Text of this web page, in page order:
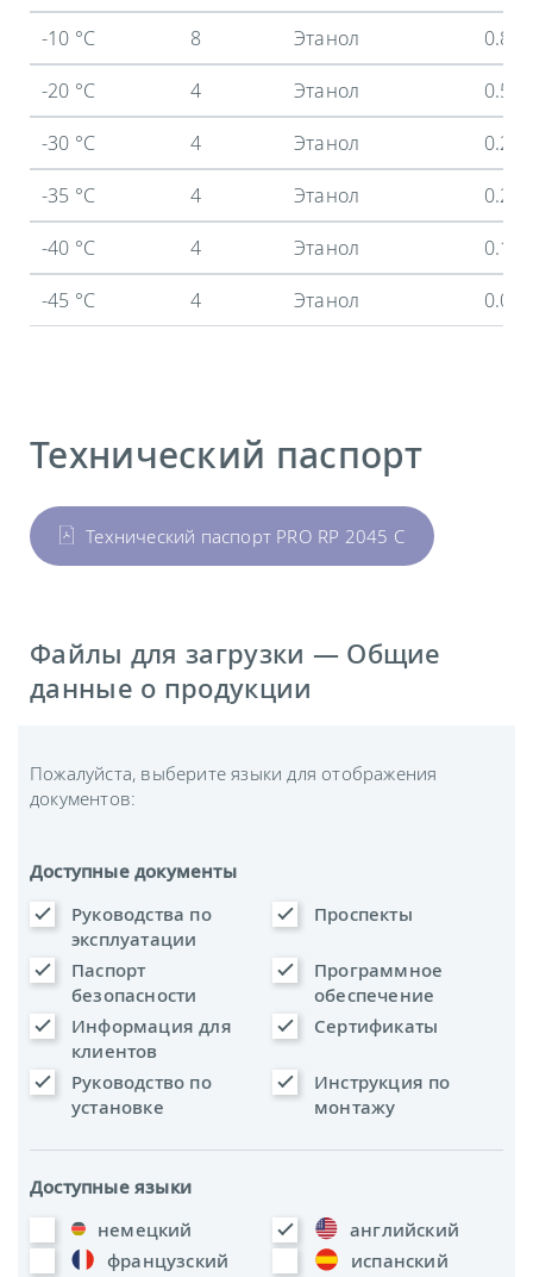
-10 °C
8 Этанол
0.84
-20 °C
4 Этанол
0.52
-30 °C
4 Этанол
0.28
-35 °C
4 Этанол
0.2
-40 °C
4 Этанол
0.13
-45 °C
4 Этанол 0.07
Технический паспорт
Технический паспорт PRO RP 2045 C
Файлы для загрузки — Общие
данные о продукции
Пожалуйста, выберите языки для отображения
документов:
Доступные документы
Руководства по
эксплуатации
Проспекты
Паспорт
безопасности
Программное
обеспечение
Информация для
клиентов
Сертификаты
Руководство по
установке
Инструкция по
монтажу
Доступные языки
немецкий
английский
французский
испанский